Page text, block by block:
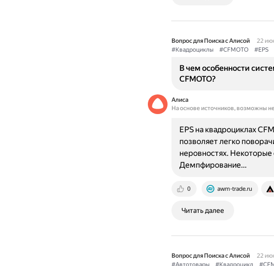
Вопрос для Поиска с Алисой
22
#Квадроциклы
#CFMOTO #EPS
В чем особенности
CFMOTO?
Алиса
На основе источников, возможны
0 awm-trade.ru
EPS на квадроциклах
позволяет легко
неровностях. Некоторые
Демпфирование…
Читать далее
Вопрос для Поиска с Алисой
22
#Автотовары
#Квадроцикл